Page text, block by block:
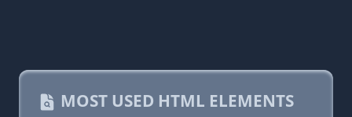
MOST USED HTML ELEMENTS